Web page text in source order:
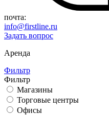
почта:
info@firstline.ru
Задать вопрос
Аренда
Фильтр
Фильтр
Магазины
Торговые центры
Офисы